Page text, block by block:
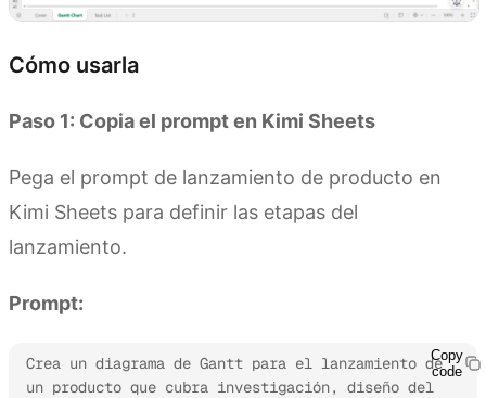
Cómo usarla
Paso 1: Copia el prompt en Kimi Sheets
Pega el prompt de lanzamiento de producto en
Kimi Sheets para definir las etapas del
lanzamiento.
Prompt:
Crea un diagrama de Gantt para el lanzamiento de
un producto que cubra investigación, diseño del
Copy
code